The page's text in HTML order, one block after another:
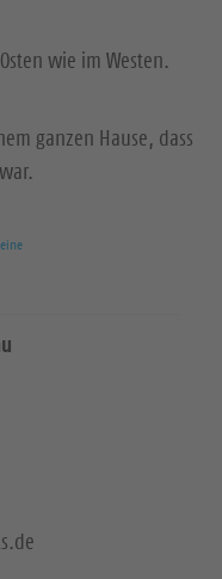
wie im Westen.
ganzen Hause, dass